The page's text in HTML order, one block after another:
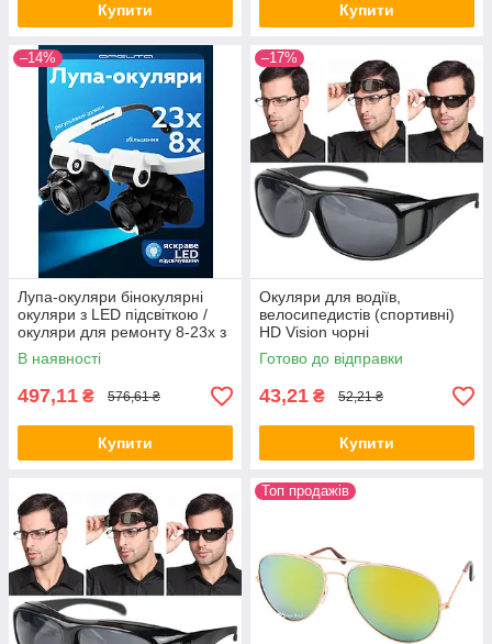
Купити Купити
–14%
Лупа-окуляри бінокулярні
окуляри з LED підсвіткою /
окуляри для ремонту 8-23х з
підвіткою ALL Качество +
7157
В наявності
497,11 ₴ 576,61 ₴
Купити
–17%
Окуляри для водіїв,
велосипедистів (спортивні)
HD Vision чорні
Готово до відправки
43,21 ₴ 52,21 ₴
Купити
Топ продажів